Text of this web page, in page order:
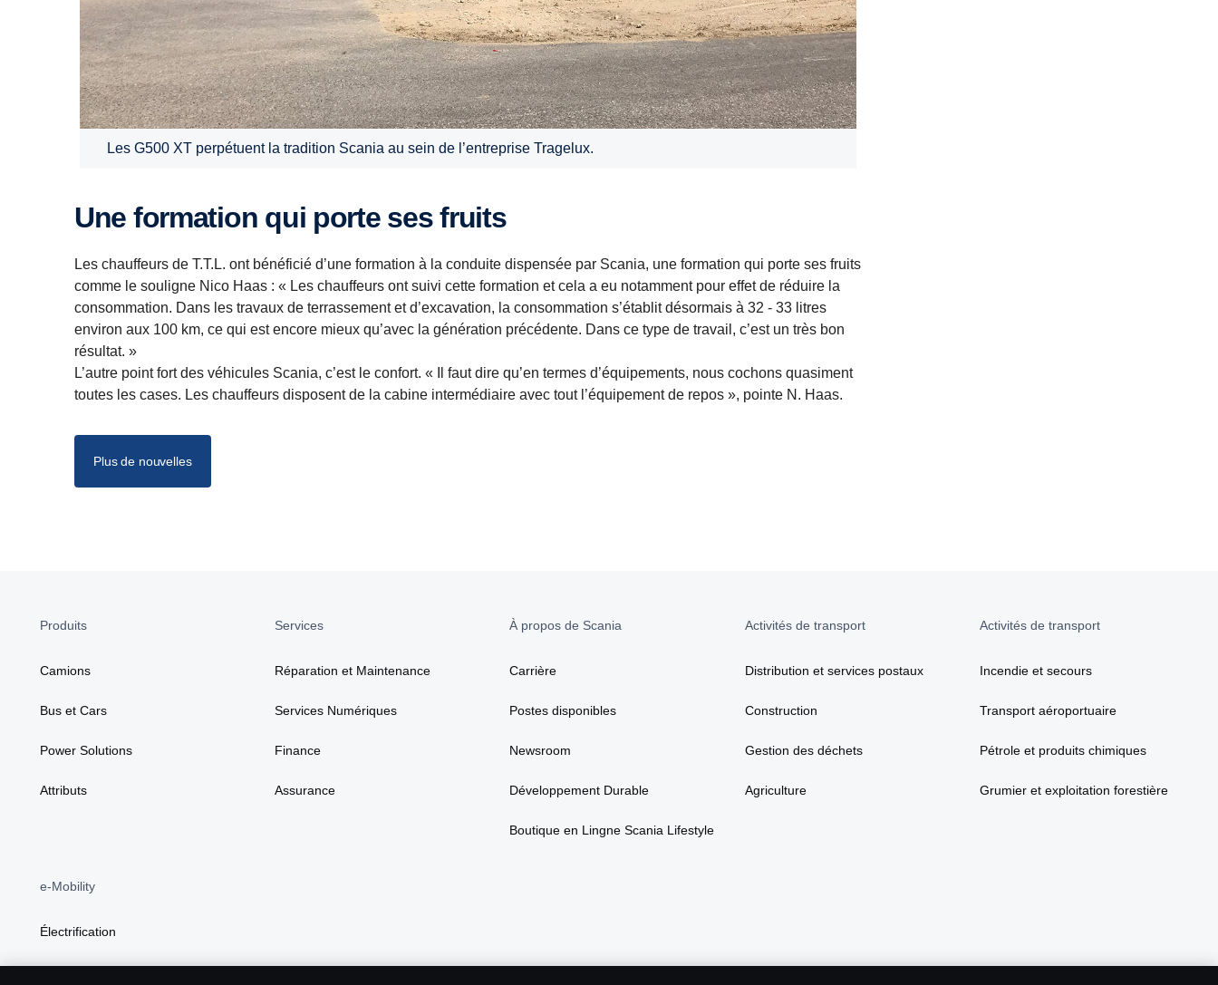
Les G500 XT perpétuent la tradition Scania au sein de l’entreprise Tragelux.
Une formation qui porte ses fruits
Les chauffeurs de T.T.L. ont bénéficié d’une formation à la conduite dispensée par Scania, une formation qui porte ses fruits
comme le souligne Nico Haas : « Les chauffeurs ont suivi cette formation et cela a eu notamment pour effet de réduire la
consommation. Dans les travaux de terrassement et d’excavation, la consommation s’établit désormais à 32 - 33 litres
environ aux 100 km, ce qui est encore mieux qu’avec la génération précédente. Dans ce type de travail, c’est un très bon
résultat. »
L’autre point fort des véhicules Scania, c’est le confort. « Il faut dire qu’en termes d’équipements, nous cochons quasiment
toutes les cases. Les chauffeurs disposent de la cabine intermédiaire avec tout l’équipement de repos », pointe N. Haas.
Plus de nouvelles
Produits
Camions
Bus et Cars
Power Solutions
Attributs
Services
Réparation et Maintenance
Services Numériques
Finance
Assurance
À propos de Scania
Carrière
Postes disponibles
Newsroom
Développement Durable
Boutique en Lingne Scania Lifestyle
Activités de transport
Distribution et services postaux
Construction
Gestion des déchets
Agriculture
Activités de transport
Incendie et secours
Transport aéroportuaire
Pétrole et produits chimiques
Grumier et exploitation forestière
e-Mobility
Électrification